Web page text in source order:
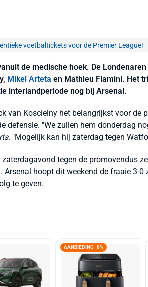
voetbaltickets voor de Premier League!
de medische hoek. De
Mikel Arteta en Mathieu Flamini. Het
interlandperiode nog bij Arsenal.
van Koscielny het belangrijkst voor de
defensie. "We zullen hem donderdag
. "Mogelijk kan hij zaterdag tegen
tegen de promovendus
hoopt dit weekend de fraaie 3-0
te geven.
AANBIEDING -8%